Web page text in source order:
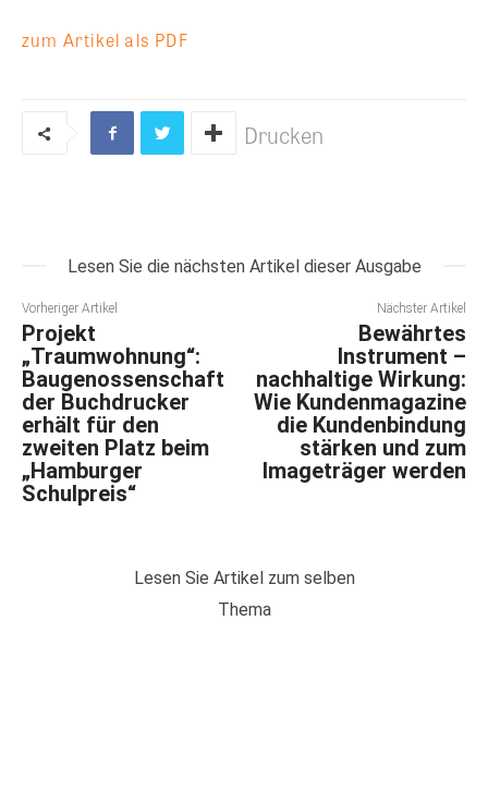
zum Artikel als PDF
Drucken
Lesen Sie die nächsten Artikel dieser Ausgabe
Vorheriger Artikel
Projekt
„Traumwohnung“:
Baugenossenschaft
der Buchdrucker
erhält für den
zweiten Platz beim
„Hamburger
Schulpreis“
Nächster Artikel
Bewährtes
Instrument –
nachhaltige Wirkung:
Wie Kundenmagazine
die Kundenbindung
stärken und zum
Imageträger werden
Lesen Sie Artikel zum selben
Thema